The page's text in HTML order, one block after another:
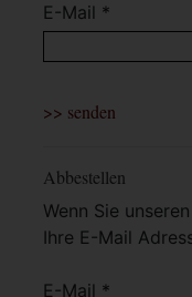
E-Mail *
Abbestellen
Wenn Sie
Ihre E-Mail
E-Mail *